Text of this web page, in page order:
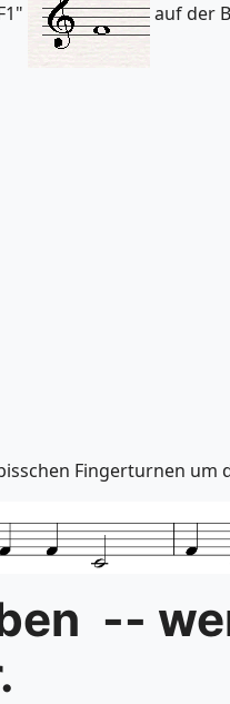
auf der
Fingerturnen um
--